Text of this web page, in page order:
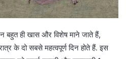
बहुत ही खास और विशेष माने जाते हैं,
के दो सबसे महत्वपूर्ण दिन होते हैं. इस